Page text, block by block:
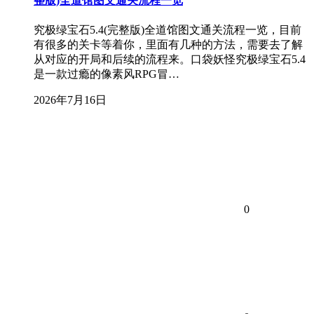
究极绿宝石5.4(完整版)全道馆图文通关流程一览，目前
有很多的关卡等着你，里面有几种的方法，需要去了解
从对应的开局和后续的流程来。口袋妖怪究极绿宝石5.4
是一款过瘾的像素风RPG冒…
2026年7月16日
0